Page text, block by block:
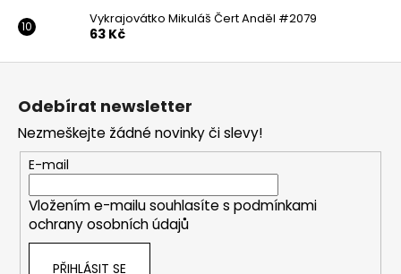
Vykrajovátko Mikuláš Čert Anděl #2079
63 Kč
Odebírat newsletter
Nezmeškejte žádné novinky či slevy!
E-mail
Vložením e-mailu souhlasíte s podmínkami
ochrany osobních údajů
PŘIHLÁSIT SE